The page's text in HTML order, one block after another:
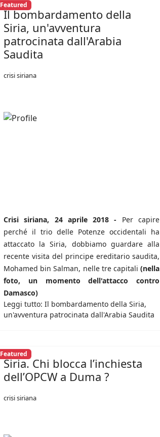
Featured
Il bombardamento della
Siria, un'avventura
patrocinata dall'Arabia
Saudita
crisi siriana
Crisi siriana, 24 aprile 2018 - Per capire
perché il trio delle Potenze occidentali ha
attaccato la Siria, dobbiamo guardare alla
recente visita del principe ereditario saudita,
Mohamed bin Salman, nelle tre capitali (nella
foto, un momento dell'attacco contro
Damasco)
Leggi tutto: Il bombardamento della Siria,
un'avventura patrocinata dall'Arabia Saudita
Featured
Siria. Chi blocca l’inchiesta
dell’OPCW a Duma ?
crisi siriana